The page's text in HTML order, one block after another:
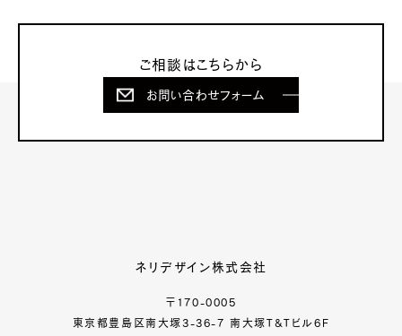
ご相談はこちらから
お問い合わせフォーム
ネリデザイン株式会社
〒170-0005
東京都豊島区南大塚3-36-7 南大塚T&Tビル6F